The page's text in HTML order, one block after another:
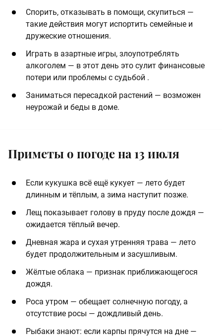
Спорить, отказывать в помощи, скупиться —
такие действия могут испортить семейные и
дружеские отношения.
Играть в азартные игры, злоупотреблять
алкоголем — в этот день это сулит финансовые
потери или проблемы с судьбой .
Заниматься пересадкой растений — возможен
неурожай и беды в доме.
Приметы о погоде на 13 июля
Если кукушка всё ещё кукует — лето будет
длинным и тёплым, а зима наступит позже.
Лещ показывает голову в пруду после дождя —
ожидается тёплый вечер.
Дневная жара и сухая утренняя трава — лето
будет продолжительным и засушливым.
Жёлтые облака — признак приближающегося
дождя.
Роса утром — обещает солнечную погоду, а
отсутствие росы — дождливый день.
Рыбаки знают: если карпы прячутся на дне —